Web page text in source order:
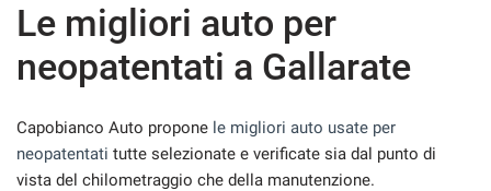
CONTATTI
Le migliori auto per
neopatentati a Gallarate
Capobianco Auto propone le migliori auto usate per
neopatentati tutte selezionate e verificate sia dal punto di
vista del chilometraggio che della manutenzione.
di
alle
tecnologie
tracciamento
che
adottiamo